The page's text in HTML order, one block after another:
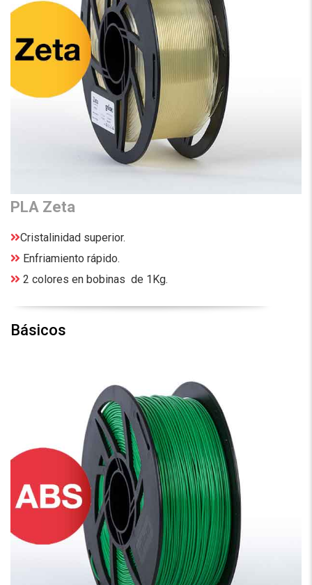
PLA Zeta
Cristalinidad superior.
Enfriamiento rápido.
2 colores en bobinas de 1Kg.
Básicos